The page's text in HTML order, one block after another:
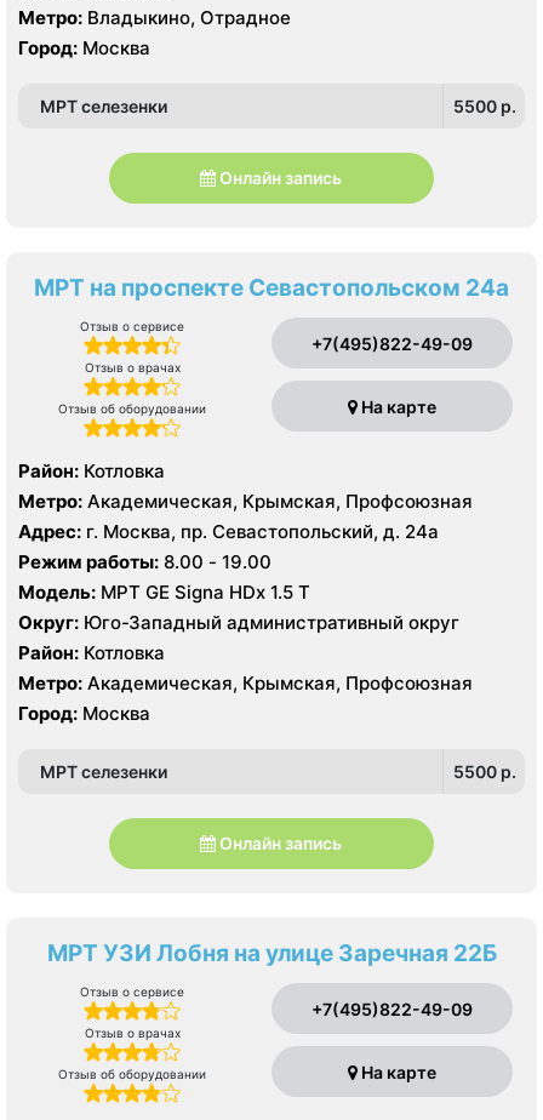
Метро: Владыкино, Отрадное
Город: Москва
МРТ селезенки 5500 p.
Онлайн запись
МРТ на проспекте Севастопольском 24а
Отзыв о сервисе
Отзыв о врачах
Отзыв об оборудовании
+7(495)822-49-09
На карте
Район: Котловка
Метро: Академическая, Крымская, Профсоюзная
Адрес: г. Москва, пр. Севастопольский, д. 24а
Режим работы: 8.00 - 19.00
Модель: МРТ GE Signa HDx 1.5 T
Округ: Юго-Западный административный округ
Район: Котловка
Метро: Академическая, Крымская, Профсоюзная
Город: Москва
МРТ селезенки 5500 p.
Онлайн запись
МРТ УЗИ Лобня на улице Заречная 22Б
Отзыв о сервисе
Отзыв о врачах
Отзыв об оборудовании
+7(495)822-49-09
На карте